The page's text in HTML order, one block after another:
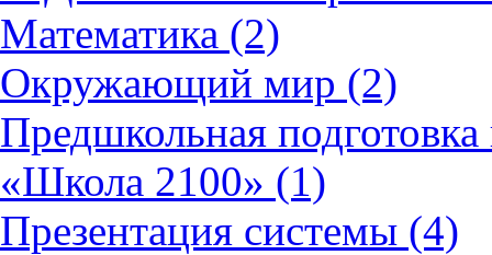
Математика (2)
Окружающий мир (2)
Предшкольная
«Школа 2100» (1)
Презентация системы (4)